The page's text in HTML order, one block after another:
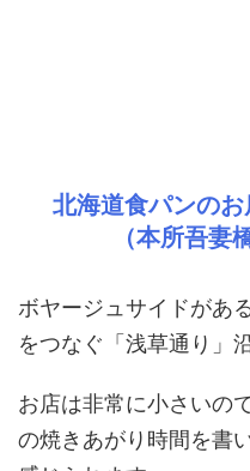
北海道食パンの
（本所吾妻
ボヤージュサイドがあ
をつなぐ「浅草通り」沿
お店は非常に小さいの
の焼きあがり時間を書